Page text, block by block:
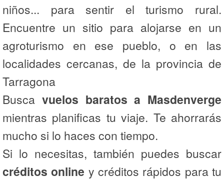
niños... para sentir el turismo rural.
Encuentre un sitio para alojarse en un
agroturismo en ese pueblo, o en las
localidades cercanas, de la provincia de
Tarragona
Busca vuelos baratos a Masdenverge
mientras planificas tu viaje. Te ahorrarás
mucho si lo haces con tiempo.
Si lo necesitas, también puedes buscar
créditos online y créditos rápidos para tu